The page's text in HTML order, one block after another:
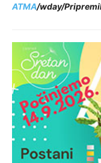
ATMA/wday/